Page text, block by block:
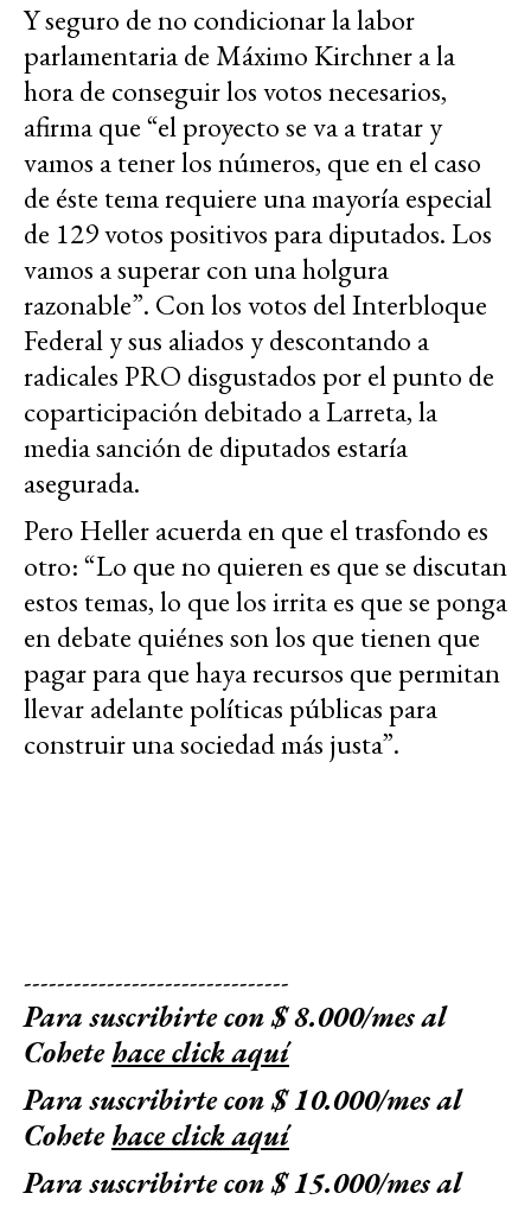
Y seguro de no condicionar la labor
parlamentaria de Máximo Kirchner a la
hora de conseguir los votos necesarios,
afirma que “el proyecto se va a tratar y
vamos a tener los números, que en el caso
de éste tema requiere una mayoría especial
de 129 votos positivos para diputados. Los
vamos a superar con una holgura
razonable”. Con los votos del Interbloque
Federal y sus aliados y descontando a
radicales PRO disgustados por el punto de
coparticipación debitado a Larreta, la
media sanción de diputados estaría
asegurada.
Pero Heller acuerda en que el trasfondo es
otro: “Lo que no quieren es que se discutan
estos temas, lo que los irrita es que se ponga
en debate quiénes son los que tienen que
pagar para que haya recursos que permitan
llevar adelante políticas públicas para
construir una sociedad más justa”.
--------------------------------
Para suscribirte con $ 8.000/mes al
Cohetehace click aquí
Para suscribirte con $ 10.000/mes al
Cohetehace click aquí
Para suscribirte con $ 15.000/mes al